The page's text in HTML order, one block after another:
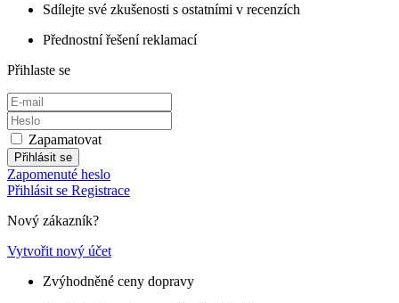
Sdílejte své zkušenosti s ostatními v recenzích
Přednostní řešení reklamací
Přihlaste se
Zapamatovat
Přihlásit se
Zapomenuté heslo
Přihlásit se Registrace
Nový zákazník?
Vytvořit nový účet
Zvýhodněné ceny dopravy